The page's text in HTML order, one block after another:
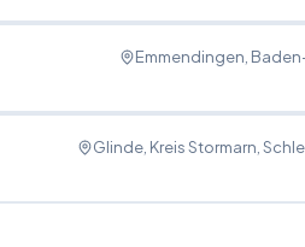
Emmendingen ,
Glinde, Kreis Stormarn ,